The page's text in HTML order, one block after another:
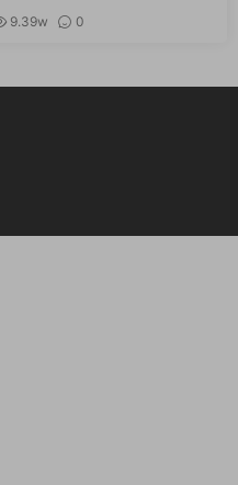
9.39w 0